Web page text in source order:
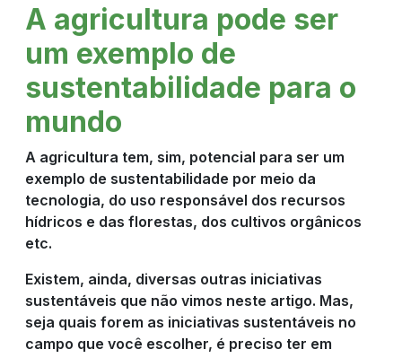
A agricultura pode ser
um exemplo de
sustentabilidade para o
mundo
A agricultura tem, sim, potencial para ser um
exemplo de sustentabilidade por meio da
tecnologia, do uso responsável dos recursos
hídricos e das florestas, dos cultivos orgânicos
etc.
Existem, ainda, diversas outras iniciativas
sustentáveis que não vimos neste artigo. Mas,
seja quais forem as iniciativas sustentáveis no
campo que você escolher, é preciso ter em